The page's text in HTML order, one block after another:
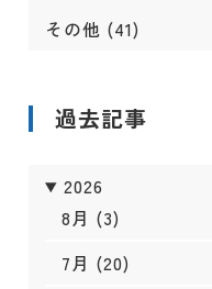
その他 (41)
過去記事
2026
8月 (3)
7月 (20)